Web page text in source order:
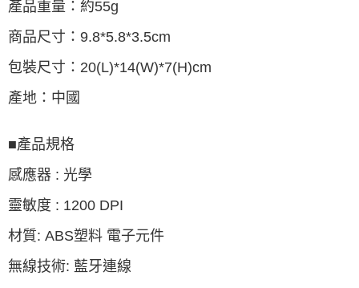
產品重量：約55g
商品尺寸：9.8*5.8*3.5cm
包裝尺寸：20(L)*14(W)*7(H)cm
產地：中國
■產品規格
感應器 : 光學
靈敏度 : 1200 DPI
材質: ABS塑料 電子元件
無線技術: 藍牙連線